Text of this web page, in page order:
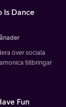
Is Dance
över sociala
tillbringar
Fun